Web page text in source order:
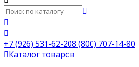
+7 (926) 531-62-208 (800) 707-14-80
Каталог товаров